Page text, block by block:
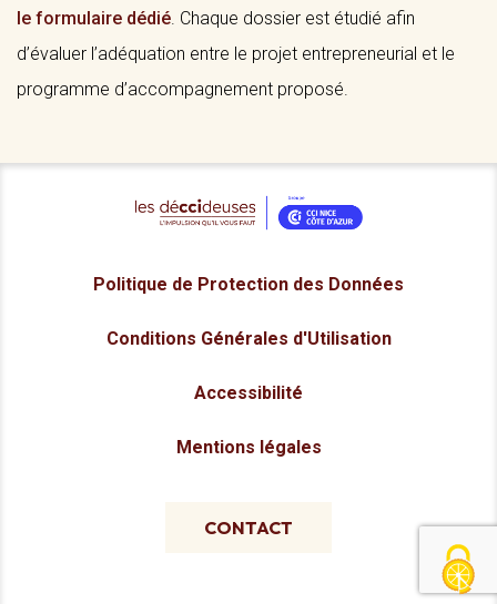
le formulaire dédié. Chaque dossier est étudié afin
d’évaluer l’adéquation entre le projet entrepreneurial et le
programme d’accompagnement proposé.
Politique de Protection des Données
Conditions Générales d'Utilisation
Accessibilité
Mentions légales
CONTACT